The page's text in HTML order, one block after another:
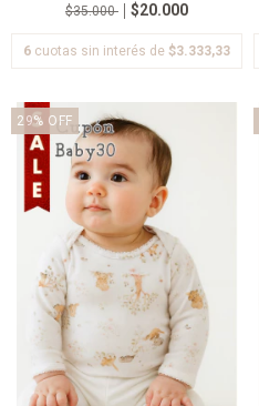
$35.000
$20.000
6 cuotas sin interés de $3.333,33
29% OFF